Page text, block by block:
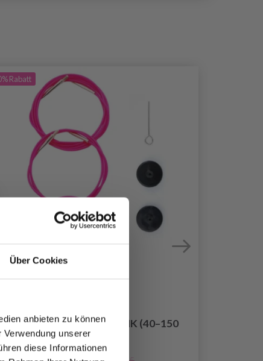
Über Cookies
anbieten zu können
unserer
diese Informationen
Rabatt
LYKKE KABEL SWIVEL PINK (40–150
CM)